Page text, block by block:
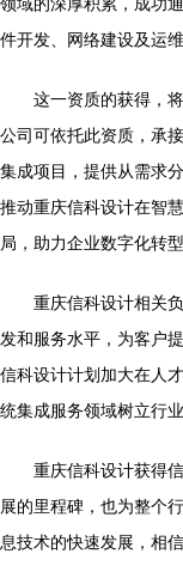
件开发、网络建设及运
这一资质的获得，
公司可依托此资质，承
集成项目，提供从需求
推动重庆信科设计在智
局，助力企业数字化转型
重庆信科设计相关
发和服务水平，为客户
信科设计计划加大在人
统集成服务领域树立行
重庆信科设计获得
展的里程碑，也为整个
息技术的快速发展，相